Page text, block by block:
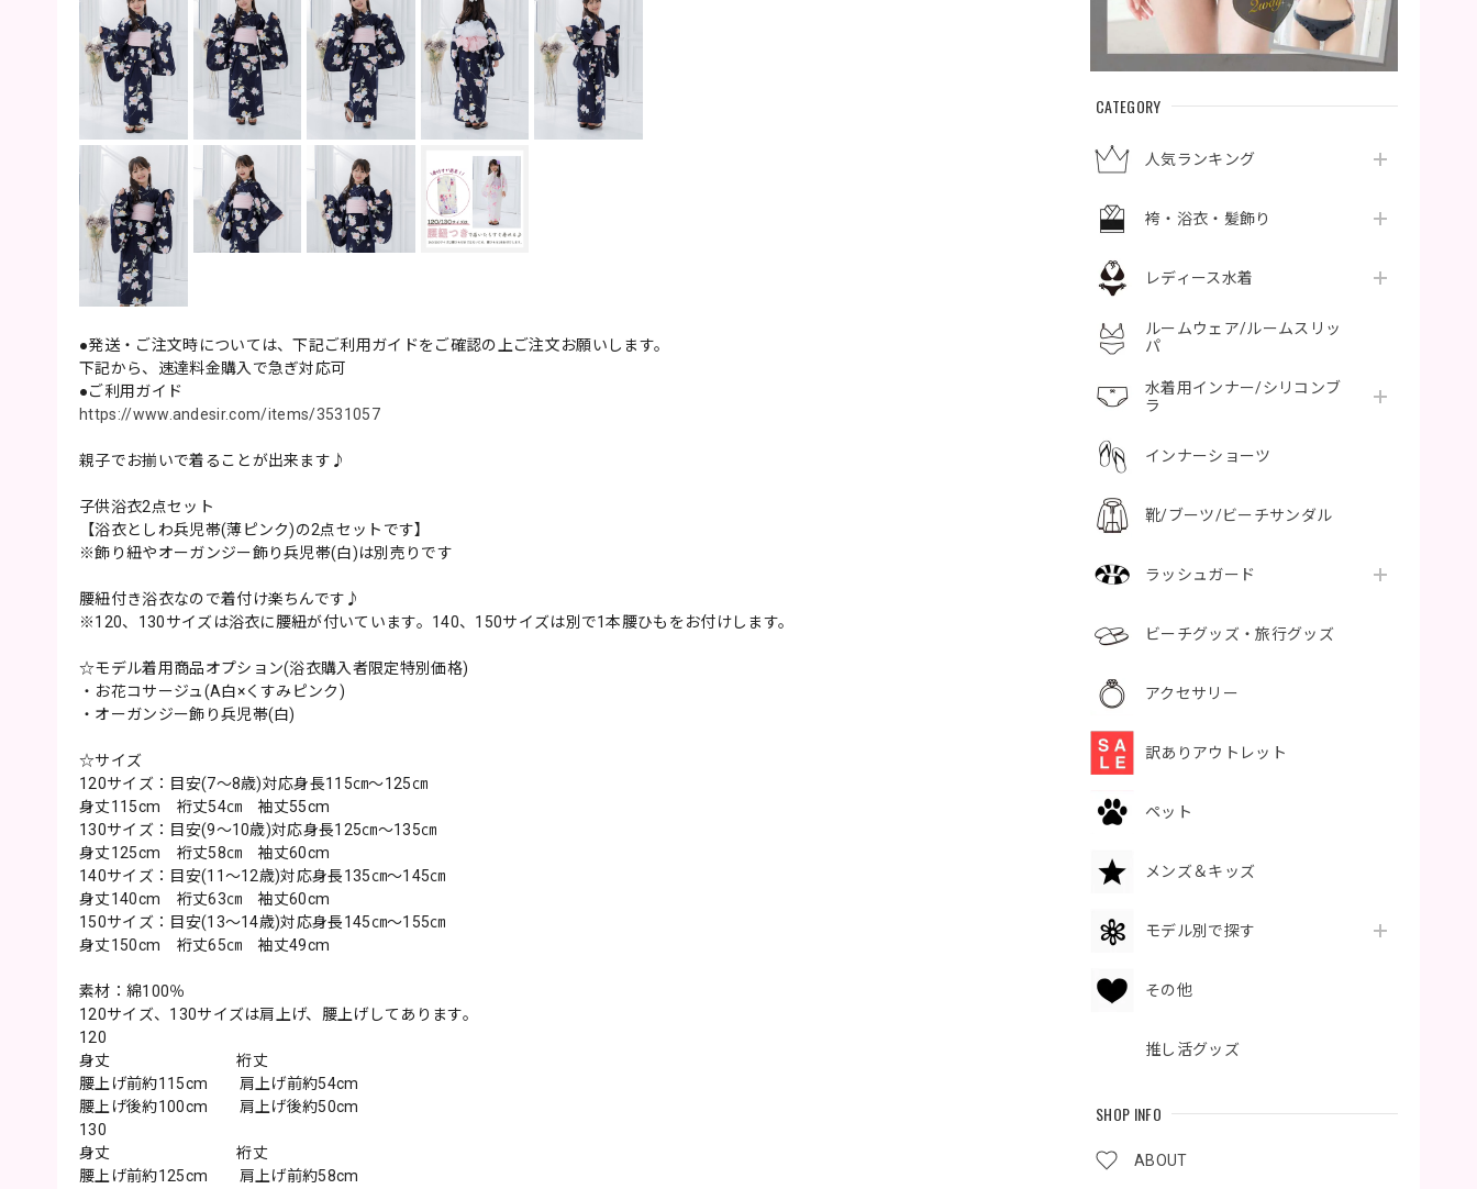
CATEGORY
人気ランキング
袴・浴衣・髪飾り
レディース水着
ルームウェア/ルームスリッ
パ
水着用インナー/シリコンブ
ラ
インナーショーツ
靴/ブーツ/ビーチサンダル
ラッシュガード
ビーチグッズ・旅行グッズ
アクセサリー
訳ありアウトレット
ペット
メンズ＆キッズ
モデル別で探す
その他
推し活グッズ
SHOP INFO
ABOUT
●発送・ご注文時については、下記ご利用ガイドをご確認の上ご注文お願いします。
下記から、速達料金購入で急ぎ対応可
●ご利用ガイド
https://www.andesir.com/items/3531057
親子でお揃いで着ることが出来ます♪
子供浴衣2点セット
【浴衣としわ兵児帯(薄ピンク)の2点セットです】
※飾り紐やオーガンジー飾り兵児帯(白)は別売りです
腰紐付き浴衣なので着付け楽ちんです♪
※120、130サイズは浴衣に腰紐が付いています。140、150サイズは別で1本腰ひもをお付けします。
☆モデル着用商品オプション(浴衣購入者限定特別価格)
・お花コサージュ(A白×くすみピンク)
・オーガンジー飾り兵児帯(白)
☆サイズ
120サイズ：目安(7～8歳)対応身長115㎝～125㎝
身丈115cm 裄丈54㎝ 袖丈55cm
130サイズ：目安(9～10歳)対応身長125㎝～135㎝
身丈125cm 裄丈58㎝ 袖丈60cm
140サイズ：目安(11～12歳)対応身長135㎝～145㎝
身丈140cm 裄丈63㎝ 袖丈60cm
150サイズ：目安(13～14歳)対応身長145㎝～155㎝
身丈150cm 裄丈65㎝ 袖丈49cm
素材：綿100％
120サイズ、130サイズは肩上げ、腰上げしてあります。
120
身丈 裄丈
腰上げ前約115cm 肩上げ前約54cm
腰上げ後約100cm 肩上げ後約50cm
130
身丈 裄丈
腰上げ前約125cm 肩上げ前約58cm